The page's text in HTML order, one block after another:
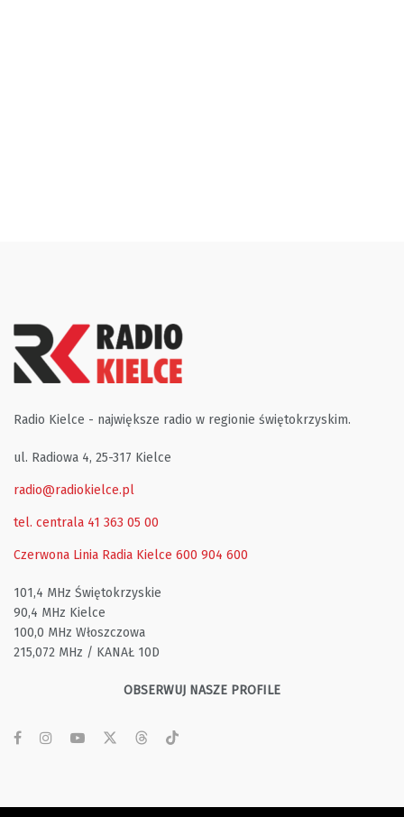
Radio Kielce - największe radio w regionie świętokrzyskim.
ul. Radiowa 4, 25-317 Kielce
radio@radiokielce.pl
tel. centrala 41 363 05 00
Czerwona Linia Radia Kielce 600 904 600
101,4 MHz Świętokrzyskie
90,4 MHz Kielce
100,0 MHz Włoszczowa
215,072 MHz / KANAŁ 10D
OBSERWUJ NASZE PROFILE